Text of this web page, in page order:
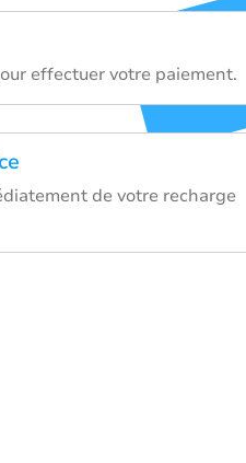
effectuer votre paiement.
de votre recharge